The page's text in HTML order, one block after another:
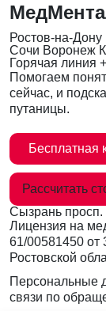
Ростов-на-Дону
Сочи Воронеж
Горячая линия
Помогаем
сейчас, и
путаницы.
Бесплатная
Рассчитать
Сызрань просп.
Лицензия на
61/00581450 от
Ростовской
Персональные
связи по